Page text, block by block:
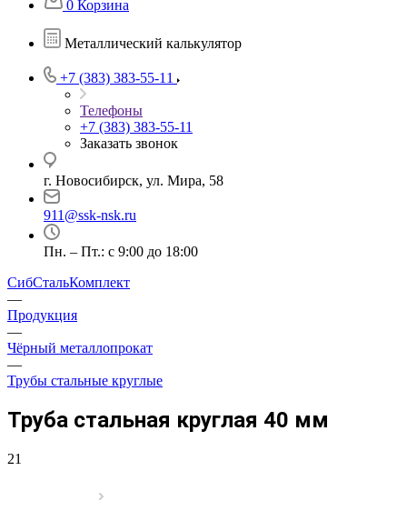
0 Корзина
Металлический калькулятор
+7 (383) 383-55-11
Телефоны
+7 (383) 383-55-11
Заказать звонок
г. Новосибирск, ул. Мира, 58
911@ssk-nsk.ru
Пн. – Пт.: с 9:00 до 18:00
СибСтальКомплект
—
Продукция
—
Чёрный металлопрокат
—
Трубы стальные круглые
Труба стальная круглая 40 мм
21